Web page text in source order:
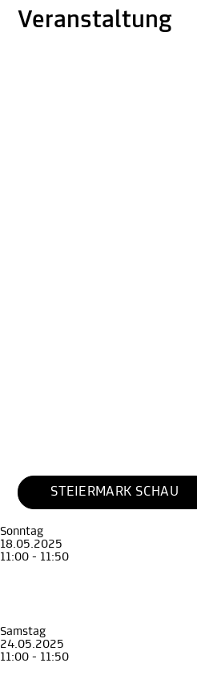
Veranstaltung
STEIERMARK SCHAU
Sonntag
18.05.2025
11:00 - 11:50
Samstag
24.05.2025
11:00 - 11:50